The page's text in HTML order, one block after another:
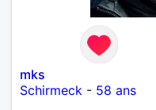
mks
Schirmeck - 58 ans